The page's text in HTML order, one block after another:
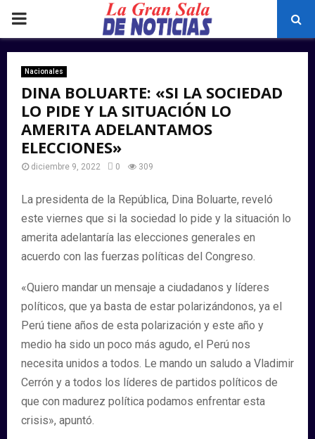
PRIMARY
MENU
Nacionales
DINA BOLUARTE: «SI LA SOCIEDAD
LO PIDE Y LA SITUACIÓN LO
AMERITA ADELANTAMOS
ELECCIONES»
diciembre 9, 2022 0 309
La presidenta de la República, Dina Boluarte, reveló
este viernes que si la sociedad lo pide y la situación lo
amerita adelantaría las elecciones generales en
acuerdo con las fuerzas políticas del Congreso.
«Quiero mandar un mensaje a ciudadanos y líderes
políticos, que ya basta de estar polarizándonos, ya el
Perú tiene años de esta polarización y este año y
medio ha sido un poco más agudo, el Perú nos
necesita unidos a todos. Le mando un saludo a Vladimir
Cerrón y a todos los líderes de partidos políticos de
que con madurez política podamos enfrentar esta
crisis», apuntó.